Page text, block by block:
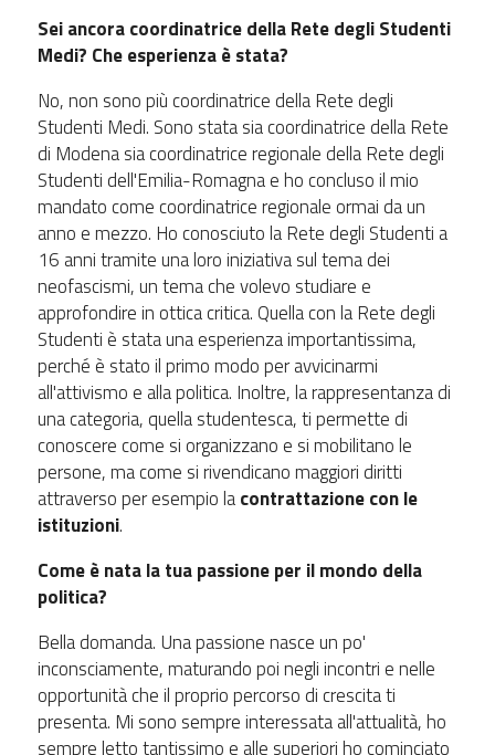
Sei ancora coordinatrice della Rete degli Studenti
Medi? Che esperienza è stata?
No, non sono più coordinatrice della Rete degli
Studenti Medi. Sono stata sia coordinatrice della Rete
di Modena sia coordinatrice regionale della Rete degli
Studenti dell'Emilia-Romagna e ho concluso il mio
mandato come coordinatrice regionale ormai da un
anno e mezzo. Ho conosciuto la Rete degli Studenti a
16 anni tramite una loro iniziativa sul tema dei
neofascismi, un tema che volevo studiare e
approfondire in ottica critica. Quella con la Rete degli
Studenti è stata una esperienza importantissima,
perché è stato il primo modo per avvicinarmi
all'attivismo e alla politica. Inoltre, la rappresentanza di
una categoria, quella studentesca, ti permette di
conoscere come si organizzano e si mobilitano le
persone, ma come si rivendicano maggiori diritti
attraverso per esempio lacontrattazione con le
istituzioni.
Come è nata la tua passione per il mondo della
politica?
Bella domanda. Una passione nasce un po'
inconsciamente, maturando poi negli incontri e nelle
opportunità che il proprio percorso di crescita ti
presenta. Mi sono sempre interessata all'attualità, ho
sempre letto tantissimo e alle superiori ho cominciato